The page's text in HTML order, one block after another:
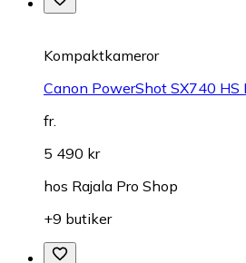
Kompaktkameror
Canon PowerShot SX740 HS
fr.
5 490 kr
hos Rajala Pro Shop
+9 butiker